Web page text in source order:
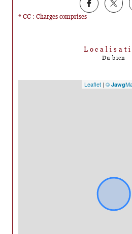
* CC : Charges comprises
Du bien
Leaflet | © Jawg